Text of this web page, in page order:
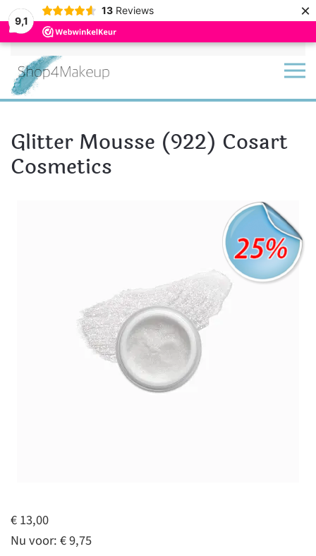
9,1
13 Reviews ×
Terug naar hoofdinhoud
Glitter Mousse (922) Cosart
Cosmetics
€ 13,00
Nu voor:€ 9,75